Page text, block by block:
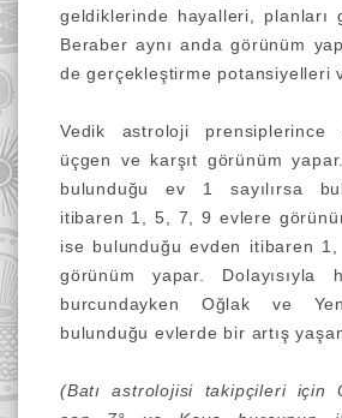
geldiklerinde hayalleri, planları
Beraber aynı anda görünüm
de gerçekleştirme potansiyelleri
Vedik astroloji prensiplerince
üçgen ve karşıt görünüm
bulunduğu ev 1 sayılırsa
itibaren 1, 5, 7, 9 evlere
ise bulunduğu evden itibaren
görünüm yapar. Dolayısıyla
burcundayken Oğlak ve
bulunduğu evlerde bir artış
(Batı astrolojisi takipçileri için